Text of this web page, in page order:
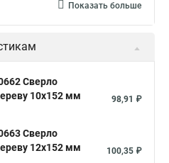
Показать больше
Сверло
10х152 мм
98,91 ₽
Сверло
12х152 мм
100,35 ₽